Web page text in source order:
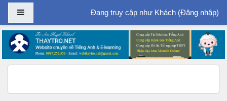
Chuyển tới nội dung chính
Bảng điều khiển cạnhĐang truy cập như Khách (Đăng nhập)